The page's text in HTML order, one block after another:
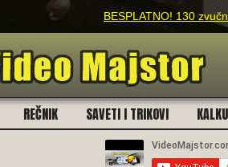
BESPLATNO! 130
REČNIK SAVETI I TRIKOVI